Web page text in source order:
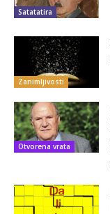
Satatatira
Zanimljivosti
Otvorena vrata